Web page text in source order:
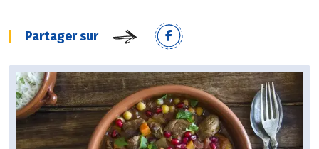
Partager sur